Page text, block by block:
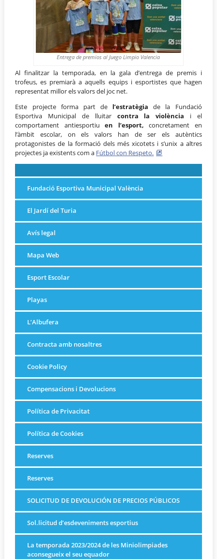
Entrega de premios al Juego Limpio Valencia
Al finalitzar la temporada, en la gala d’entrega de premis i
trofeus, es premiarà a aquells equips i esportistes que hagen
representat millor els valors del joc net.
Este projecte forma part de l’estratègia de la Fundació
Esportiva Municipal de lluitar contra la violència i el
comportament antiesportiuen l’esport, concretament en
l’àmbit escolar, on els valors han de ser els autèntics
protagonistes de la formació dels més xicotets i s’unix a altres
projectes ja existents com a Fútbol con Respeto.
Fundació Esportiva Municipal València
El Jardí del Turia
Avís legal
Mapa Web
Esport Escolar
Playas
L’Albufera
Contracta amb nosaltres
Cookie Policy
Compensacions i Devolucions
Política de Privacitat
Política de Cookies
Reserves
Reserves
SOLICITUD DE DEVOLUCIÓN DE PRECIOS PÚBLICOS
Sol.licitud d’esdeveniments esportius
La temporada 2023/2024 de les Miniolimpiades
aconsegueix el seu equador